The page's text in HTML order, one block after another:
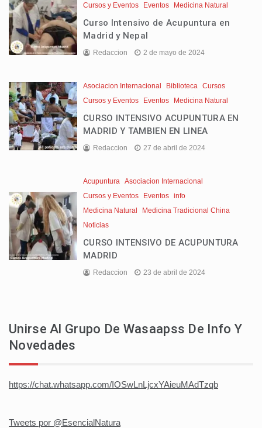
Cursos y Eventos
Eventos Medicina Natural
Curso Intensivo de Acupuntura en
Madrid y Nepal
Redaccion 2 de mayo de 2024
Asociacion Internacional Biblioteca
Cursos
Cursos y Eventos
Eventos Medicina Natural
CURSO INTENSIVO ACUPUNTURA EN
MADRID Y TAMBIEN EN LINEA
Redaccion 27 de abril de 2024
Acupuntura
Asociacion Internacional
Cursos y Eventos
Eventos info
Medicina Natural
Medicina Tradicional China
Noticias
CURSO INTENSIVO DE ACUPUNTURA
MADRID
Redaccion 23 de abril de 2024
Unirse Al Grupo De Wasaapss De Info Y
Novedades
https://chat.whatsapp.com/IOSwLnLjcxYAieuMAdTzqb
Tweets por @EsencialNatura